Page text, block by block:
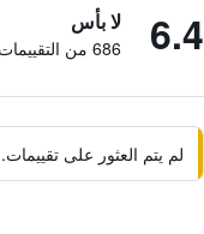
6.4 لا بأس
686 من التقييمات تم التحقق منها
لم يتم العثور على